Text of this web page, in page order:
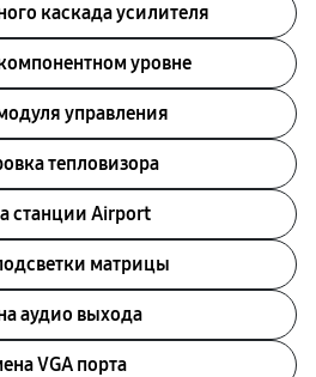
каскада усилителя
уровне
управления
тепловизора
станции Airport
матрицы
аудио выхода
VGA порта